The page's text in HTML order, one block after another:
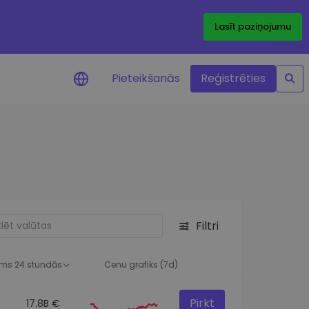
Lasīt paziņojumu
Pieteikšanās Reģistrēties
Filtri
24 stundās Cenu grafiks (7d)
17.8B € Pirkt